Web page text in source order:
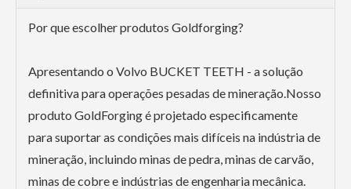
Por que escolher produtos Goldforging?
Apresentando o Volvo BUCKET TEETH - a solução
definitiva para operações pesadas de mineração.Nosso
produto GoldForging é projetado especificamente
para suportar as condições mais difíceis na indústria de
mineração, incluindo minas de pedra, minas de carvão,
minas de cobre e indústrias de engenharia mecânica.